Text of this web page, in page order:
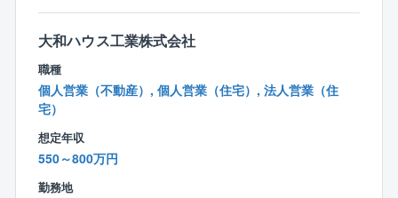
800万です。
賞与平均6カ月分と、福利厚生も充実しています。
大和ハウス工業株式会社
職種
個人営業（不動産）, 個人営業（住宅）, 法人営業（住
宅）
想定年収
550～800万円
勤務地